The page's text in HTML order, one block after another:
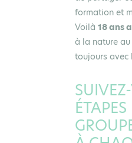
formation et
Voilà 18 ans
à la nature
toujours avec